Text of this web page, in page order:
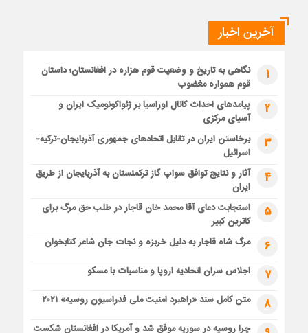
آخرین اخبار
1
نگاهی به تاریخ و وضعیت قوم هزاره در افغانستان؛ داستان
قوم همواره مغضوب
2
پیامدهای احداث کانال اوراسیا بر ژئواکونومیک ایران و
آسیای مرکزی
3
برخاستن ایران در تقابل اتحادهای جمهوری آذربایجان-ترکیه-
اسرائیل
4
آثار و نتایج توافق سواپ گاز ترکمنستان به آذربایجان از طریق
ایران
5
استجابت دعای آقا محمد خان قاجار در طلب حق مرگ برای
کاترین کبیر
6 مرگ شاه قاجار به دلیل خربزه و نجات جان شاعر کتابخوان
7 اجلاس سران اتحادیه اروپا و مناسبات با مسکو
8 متن کامل سند «راهبرد امنیت ملی فدراسیون روسیه» ۲۰۲۱
چرا روسیه در سوریه موفق شد و آمریکا در افغانستان شکست